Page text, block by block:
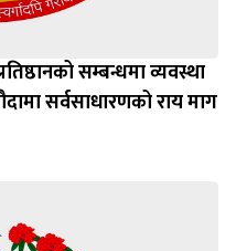
सम्बन्धमा व्यवस्था
सर्वसाधारणको राय माग